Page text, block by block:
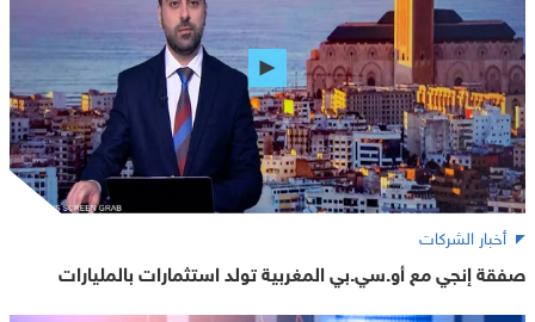
أخبار الشركات
صفقة إنجي مع أو.سي.بي المغربية تولد استثمارات بالمليارات